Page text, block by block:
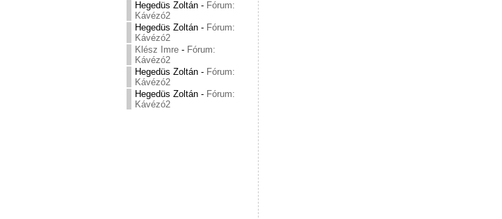
Hegedüs Zoltán - Fórum:
Kávézó2
Hegedüs Zoltán - Fórum:
Kávézó2
Klész Imre - Fórum:
Kávézó2
Hegedüs Zoltán - Fórum:
Kávézó2
Hegedüs Zoltán - Fórum:
Kávézó2